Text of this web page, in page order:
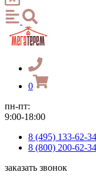
0
пн-пт:
9:00-18:00
8 (495) 133-62-34
8 (800) 200-62-34
заказать звонок